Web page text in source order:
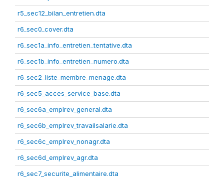
r5_sec12_bilan_entretien.dta
r6_sec0_cover.dta
r6_sec1a_info_entretien_tentative.dta
r6_sec1b_info_entretien_numero.dta
r6_sec2_liste_membre_menage.dta
r6_sec5_acces_service_base.dta
r6_sec6a_emplrev_general.dta
r6_sec6b_emplrev_travailsalarie.dta
r6_sec6c_emplrev_nonagr.dta
r6_sec6d_emplrev_agr.dta
r6_sec7_securite_alimentaire.dta